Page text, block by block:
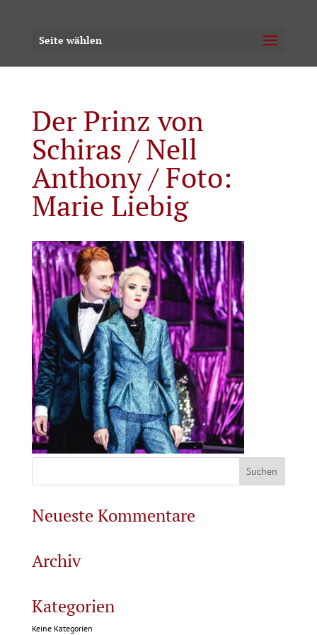
Seite wählen
Der Prinz von
Schiras / Nell
Anthony / Foto:
Marie Liebig
Neueste Kommentare
Archiv
Kategorien
Keine Kategorien